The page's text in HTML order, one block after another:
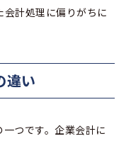
計処理に偏りがちに
違い
つです。企業会計に